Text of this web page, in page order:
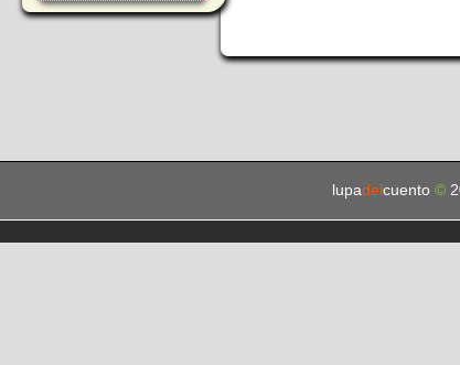
lupadel cuento ©